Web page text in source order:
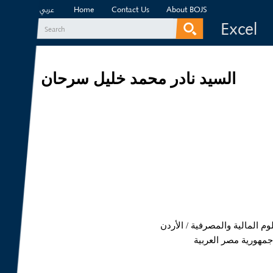
عربي Home Contact Us About BOJS
Search form
Search Excel
السيد نادر محمد خليل سرحان